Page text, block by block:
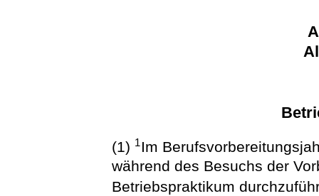
(1) 1 Im
während des Besuchs der
Betriebspraktikum